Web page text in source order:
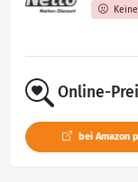
Online-
bei Amazon